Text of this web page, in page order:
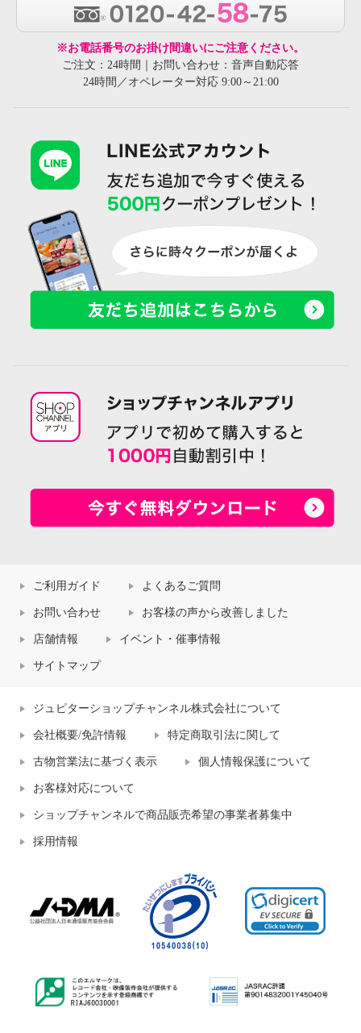
※お電話番号のお掛け間違いにご注意ください。
ご注文：24時間｜お問い合わせ：音声自動応答
24時間／オペレーター対応 9:00～21:00
ご利用ガイド よくあるご質問
お問い合わせ お客様の声から改善しました
店舗情報 イベント・催事情報
サイトマップ
ジュピターショップチャンネル株式会社について
会社概要/免許情報 特定商取引法に関して
古物営業法に基づく表示 個人情報保護について
お客様対応について
ショップチャンネルで商品販売希望の事業者募集中
採用情報